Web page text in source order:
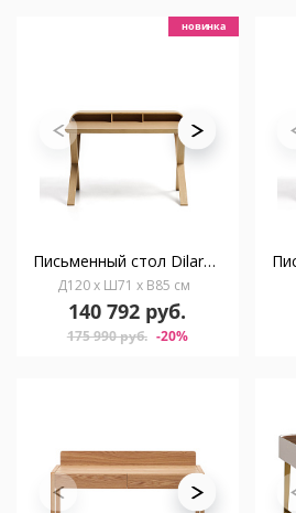
новинка
Письменный стол Dilare с отделкой из дубового шпона, 120 x 85 см
Д120 x Ш71 x В85 см
140 792 руб.
175 990 руб. -20%